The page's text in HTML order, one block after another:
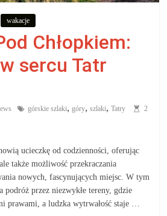
wakacje
Chłopkiem:
sercu Tatr
górskie szlaki,góry,szlaki,Tatry
2
ucieczkę od codzienności, oferując
także możliwość przekraczania
nowych, fascynujących miejsc. W tym
podróż przez niezwykłe tereny, gdzie
prawami, a ludzka wytrwałość staje …